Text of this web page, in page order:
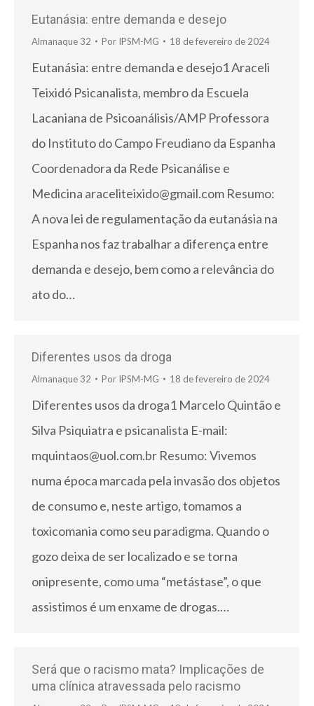
Eutanásia: entre demanda e desejo
Almanaque 32 Por IPSM-MG 18 de fevereiro de 2024
Eutanásia: entre demanda e desejo1 Araceli
Teixidó Psicanalista, membro da Escuela
Lacaniana de Psicoanálisis/AMP Professora
do Instituto do Campo Freudiano da Espanha
Coordenadora da Rede Psicanálise e
Medicina araceliteixido@gmail.com Resumo:
A nova lei de regulamentação da eutanásia na
Espanha nos faz trabalhar a diferença entre
demanda e desejo, bem como a relevância do
ato do…
Diferentes usos da droga
Almanaque 32 Por IPSM-MG 18 de fevereiro de 2024
Diferentes usos da droga1 Marcelo Quintão e
Silva Psiquiatra e psicanalista E-mail:
mquintaos@uol.com.br Resumo: Vivemos
numa época marcada pela invasão dos objetos
de consumo e, neste artigo, tomamos a
toxicomania como seu paradigma. Quando o
gozo deixa de ser localizado e se torna
onipresente, como uma “metástase”, o que
assistimos é um enxame de drogas.…
Será que o racismo mata? Implicações de
uma clínica atravessada pelo racismo